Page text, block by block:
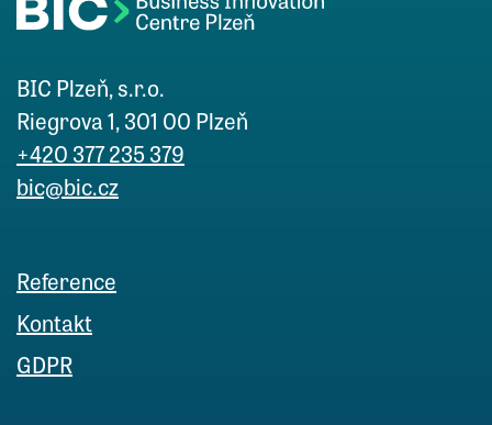
BIC Plzeň, s.r.o.
Riegrova 1, 301 00 Plzeň
+420 377 235 379
bic@bic.cz
Reference
Kontakt
GDPR